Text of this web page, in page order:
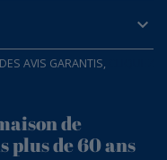
AVIS GARANTIS,
de
plus de 60 ans